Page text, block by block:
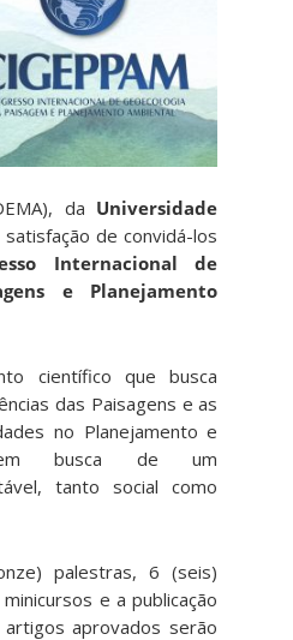
da Universidade
de convidá-los
Internacional de
e Planejamento
científico que busca
das Paisagens e as
no Planejamento e
em busca de um
tanto social como
palestras, 6 (seis)
e a publicação
aprovados serão